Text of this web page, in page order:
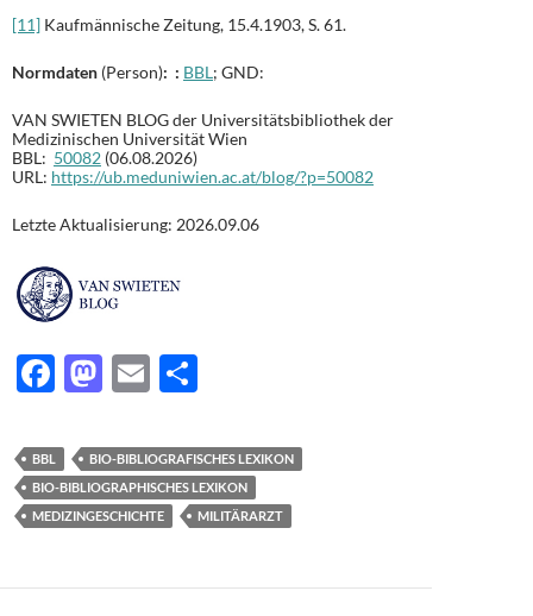
[11] Kaufmännische Zeitung, 15.4.1903, S. 61.
Normdaten (Person): : BBL; GND:
VAN SWIETEN BLOG der Universitätsbibliothek der
Medizinischen Universität Wien
BBL: 50082 (06.08.2026)
URL: https://ub.meduniwien.ac.at/blog/?p=50082
Letzte Aktualisierung: 2026.09.06
F
e
b
o
k
M
to
d
o
E
ail le
n
BBL
BIO-BIBLIOGRAFISCHES LEXIKON
BIO-BIBLIOGRAPHISCHES LEXIKON
MEDIZINGESCHICHTE
MILITÄRARZT